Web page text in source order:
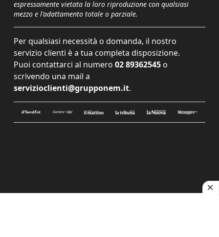
espressamente vietata la loro riproduzione con qualsiasi
mezzo e l'adattamento totale o parziale.
Per qualsiasi necessità o domanda, il nostro
servizio clienti è a tua completa disposizione.
Puoi contattarci al numero 02 89362545 o
scrivendo una mail a
servizioclienti@grupponem.it.